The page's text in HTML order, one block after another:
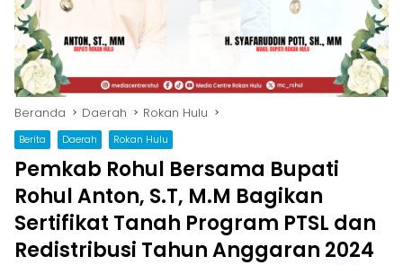
Beranda Daerah Rokan Hulu
Berita Daerah Rokan Hulu
Pemkab Rohul Bersama Bupati
Rohul Anton, S.T, M.M Bagikan
Sertifikat Tanah Program PTSL dan
Redistribusi Tahun Anggaran 2024